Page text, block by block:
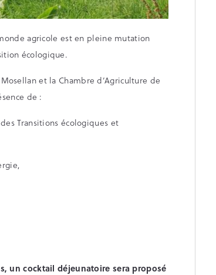
agricole est en pleine mutation
écologique.
et la Chambre d’Agriculture de
de :
Transitions écologiques et
un cocktail déjeunatoire sera proposé